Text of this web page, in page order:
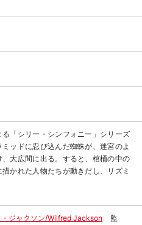
「シリー・シンフォニー」シリーズ
ッドに忍び込んだ蜘蛛が、迷宮のよ
、大広間に出る。すると、棺桶の中の
描かれた人物たちが動きだし、リズミ
・ジャクソン/Wilfred Jackson
監